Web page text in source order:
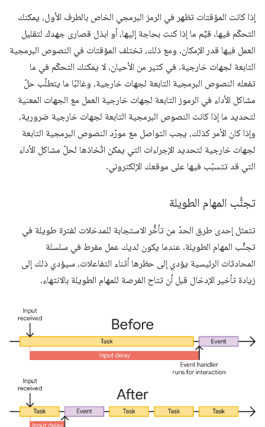
إذا كانت المؤقتات تظهر في الرمز البرمجي الخاص بالطرف الأول، يمكنك
التحكّم فيها. قيِّم ما إذا كنت بحاجة إليها، أو ابذل قصارى جهدك لتقليل
العمل فيها قدر الإمكان. ومع ذلك، تختلف المؤقتات في النصوص البرمجية
التابعة لجهات خارجية. في كثير من الأحيان، لا يمكنك التحكّم في ما
تفعله النصوص البرمجية التابعة لجهات خارجية، وغالبًا ما يتطلّب حلّ
مشاكل الأداء في الرموز التابعة لجهات خارجية العمل مع الجهات المعنية
لتحديد ما إذا كانت النصوص البرمجية التابعة لجهات خارجية ضرورية،
وإذا كان الأمر كذلك، يجب التواصل مع مورّد النصوص البرمجية التابعة
لجهات خارجية لتحديد الإجراءات التي يمكن اتّخاذها لحلّ مشاكل الأداء
التي قد تتسبّب فيها على موقعك الإلكتروني.
تجنُّب المهام الطويلة
تتمثل إحدى طرق الحدّ من تأخُّر الاستجابة للمدخلات لفترة طويلة في
تجنُّب المهام الطويلة. عندما يكون لديك عمل مفرط في سلسلة
المحادثات الرئيسية يؤدي إلى حظرها أثناء التفاعلات، سيؤدي ذلك إلى
زيادة تأخير الإدخال قبل أن تتاح الفرصة للمهام الطويلة بالانتهاء.